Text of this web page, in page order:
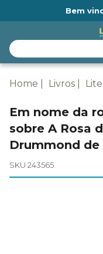
Bem
Home Livros
Em nome da
sobre A Rosa
Drummond de
SKU 243565